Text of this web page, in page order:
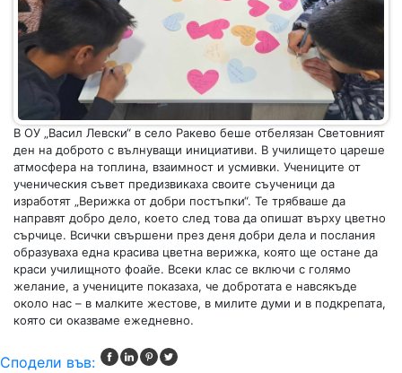
В ОУ „Васил Левски“ в село Ракево беше отбелязан Световният
ден на доброто с вълнуващи инициативи. В училището цареше
атмосфера на топлина, взаимност и усмивки. Учениците от
ученическия съвет предизвикаха своите съученици да
изработят „Верижка от добри постъпки“. Те трябваше да
направят добро дело, което след това да опишат върху цветно
сърчице. Всички свършени през деня добри дела и послания
образуваха една красива цветна верижка, която ще остане да
краси училищното фоайе. Всеки клас се включи с голямо
желание, а учениците показаха, че добротата е навсякъде
около нас – в малките жестове, в милите думи и в подкрепата,
която си оказваме ежедневно.
Сподели във: